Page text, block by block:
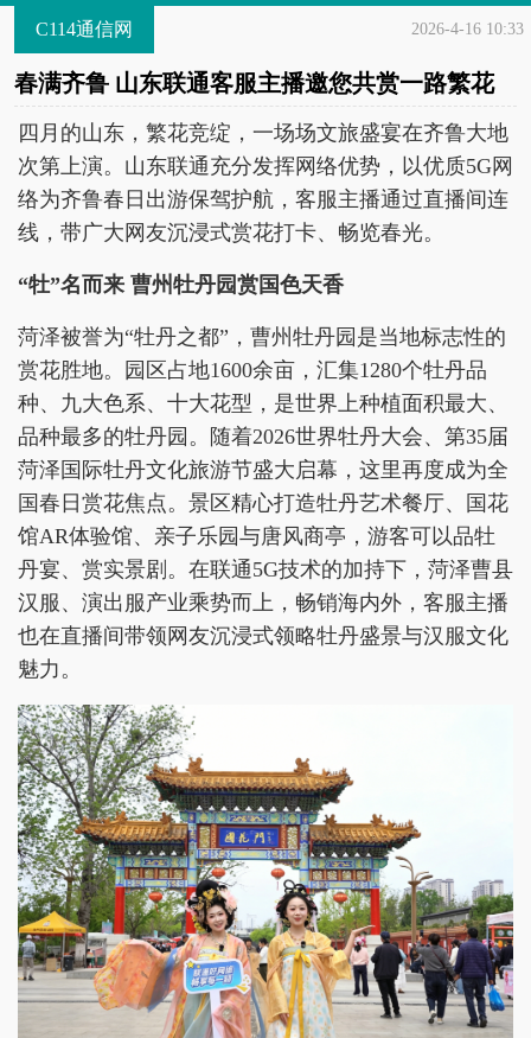
C114通信网 2026-4-16 10:33
春满齐鲁 山东联通客服主播邀您共赏一路繁花
四月的山东，繁花竞绽，一场场文旅盛宴在齐鲁大地
次第上演。山东联通充分发挥网络优势，以优质5G网
络为齐鲁春日出游保驾护航，客服主播通过直播间连
线，带广大网友沉浸式赏花打卡、畅览春光。
“牡”名而来 曹州牡丹园赏国色天香
菏泽被誉为“牡丹之都”，曹州牡丹园是当地标志性的
赏花胜地。园区占地1600余亩，汇集1280个牡丹品
种、九大色系、十大花型，是世界上种植面积最大、
品种最多的牡丹园。随着2026世界牡丹大会、第35届
菏泽国际牡丹文化旅游节盛大启幕，这里再度成为全
国春日赏花焦点。景区精心打造牡丹艺术餐厅、国花
馆AR体验馆、亲子乐园与唐风商亭，游客可以品牡
丹宴、赏实景剧。在联通5G技术的加持下，菏泽曹县
汉服、演出服产业乘势而上，畅销海内外，客服主播
也在直播间带领网友沉浸式领略牡丹盛景与汉服文化
魅力。